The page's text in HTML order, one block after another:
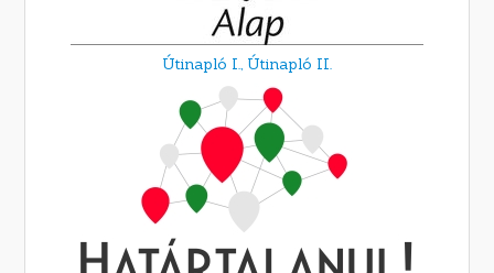
Útinapló I., Útinapló II.